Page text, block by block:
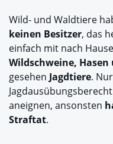
Wild- und Waldtiere
keinen Besitzer, das
einfach mit nach
Wildschweine,
gesehen Jagdtiere.
aneignen, ansonsten
Straftat.